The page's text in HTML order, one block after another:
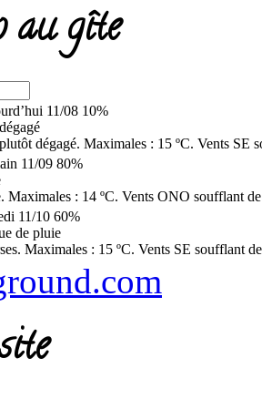
au gîte
11/08 10%
dégagé. Maximales : 15 ºC. Vents SE
11/09 80%
Maximales : 14 ºC. Vents ONO soufflant
11/10 60%
de pluie
Maximales : 15 ºC. Vents SE soufflant